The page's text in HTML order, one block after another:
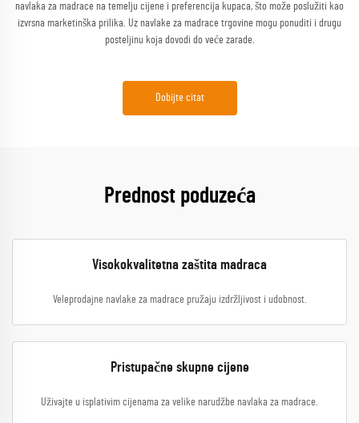
navlaka za madrace na temelju cijene i preferencija kupaca, što može poslužiti kao
izvrsna marketinška prilika. Uz navlake za madrace trgovine mogu ponuditi i drugu
posteljinu koja dovodi do veće zarade.
Dobijte citat
Prednost poduzeća
Visokokvalitetna zaštita madraca
Veleprodajne navlake za madrace pružaju izdržljivost i udobnost.
Pristupačne skupne cijene
Uživajte u isplativim cijenama za velike narudžbe navlaka za madrace.